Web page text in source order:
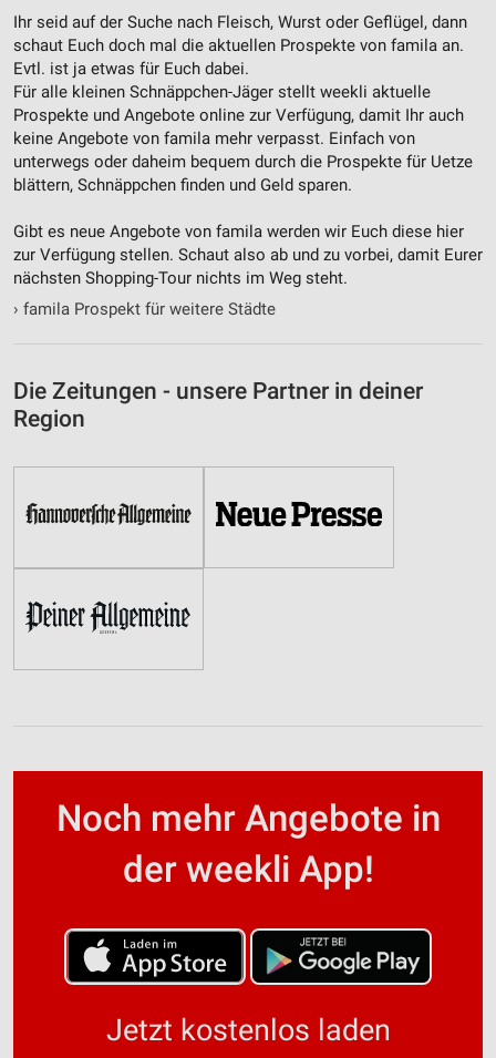
Ihr seid auf der Suche nach Fleisch, Wurst oder Geflügel, dann
schaut Euch doch mal die aktuellen Prospekte von famila an.
Evtl. ist ja etwas für Euch dabei.
Für alle kleinen Schnäppchen-Jäger stellt weekli aktuelle
Prospekte und Angebote online zur Verfügung, damit Ihr auch
keine Angebote von famila mehr verpasst. Einfach von
unterwegs oder daheim bequem durch die Prospekte für Uetze
blättern, Schnäppchen finden und Geld sparen.
Gibt es neue Angebote von famila werden wir Euch diese hier
zur Verfügung stellen. Schaut also ab und zu vorbei, damit Eurer
nächsten Shopping-Tour nichts im Weg steht.
› famila Prospekt für weitere Städte
Die Zeitungen - unsere Partner in deiner
Region
Noch mehr Angebote in
der weekli App!
Jetzt kostenlos laden
Entwicklung und Verbesserung der Angebote
Verwendung reduzierter Daten zur Auswahl von
Inhalten
IAB-Besonderheiten:
Verwendung genauer Standortdaten
Geräte anhand von aktiv angeforderten
Informationen identifizieren
Nicht-IAB-Verarbeitungszwecke:
Notwendig
Funktional